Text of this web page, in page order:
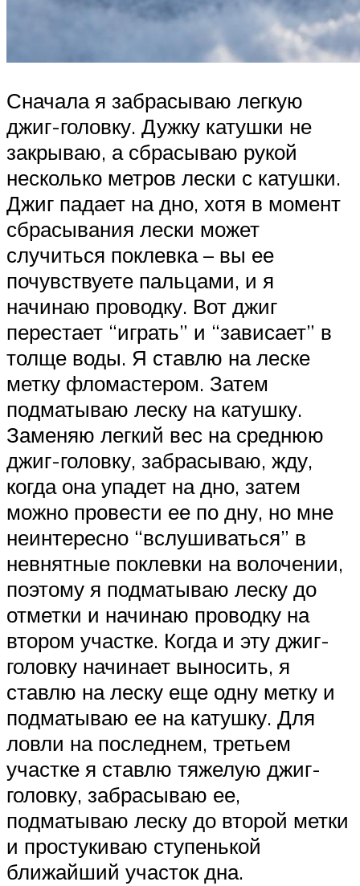
Сначала я забрасываю легкую
джиг-головку. Дужку катушки не
закрываю, а сбрасываю рукой
несколько метров лески с катушки.
Джиг падает на дно, хотя в момент
сбрасывания лески может
случиться поклевка – вы ее
почувствуете пальцами, и я
начинаю проводку. Вот джиг
перестает “играть” и “зависает” в
толще воды. Я ставлю на леске
метку фломастером. Затем
подматываю леску на катушку.
Заменяю легкий вес на среднюю
джиг-головку, забрасываю, жду,
когда она упадет на дно, затем
можно провести ее по дну, но мне
неинтересно “вслушиваться” в
невнятные поклевки на волочении,
поэтому я подматываю леску до
отметки и начинаю проводку на
втором участке. Когда и эту джиг-
головку начинает выносить, я
ставлю на леску еще одну метку и
подматываю ее на катушку. Для
ловли на последнем, третьем
участке я ставлю тяжелую джиг-
головку, забрасываю ее,
подматываю леску до второй метки
и простукиваю ступенькой
ближайший участок дна.